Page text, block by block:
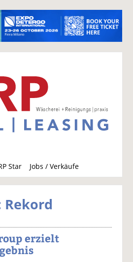
Star Jobs / Verkäufe
u
c
erzielt